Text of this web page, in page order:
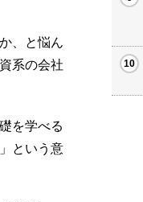
、と悩ん
系の会社
を学べる
という意